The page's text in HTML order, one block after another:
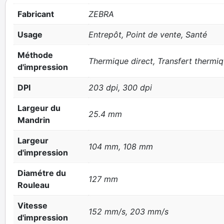
Fabricant ZEBRA
Usage Entrepôt, Point de vente, Santé
Méthode
d'impression
Thermique direct, Transfert
DPI 203 dpi, 300 dpi
Largeur du
Mandrin
25.4 mm
Largeur
d'impression
104 mm, 108 mm
Diamétre du
Rouleau
127 mm
Vitesse
d'impression
152 mm/s, 203 mm/s